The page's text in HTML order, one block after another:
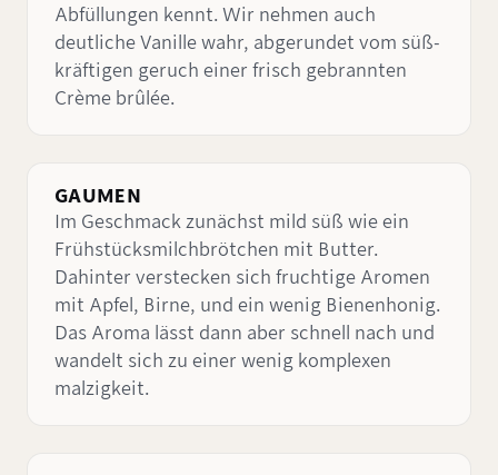
Abfüllungen kennt. Wir nehmen auch
deutliche Vanille wahr, abgerundet vom süß-
kräftigen geruch einer frisch gebrannten
Crème brûlée.
GAUMEN
Im Geschmack zunächst mild süß wie ein
Frühstücksmilchbrötchen mit Butter.
Dahinter verstecken sich fruchtige Aromen
mit Apfel, Birne, und ein wenig Bienenhonig.
Das Aroma lässt dann aber schnell nach und
wandelt sich zu einer wenig komplexen
malzigkeit.